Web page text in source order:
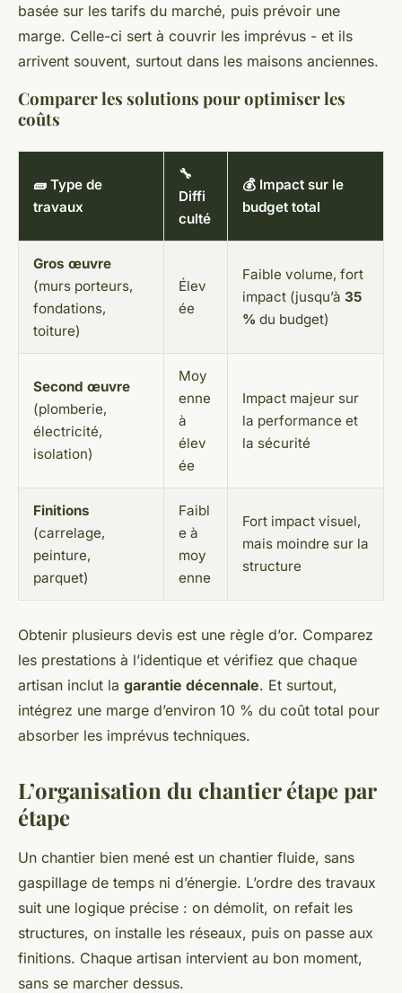
basée sur les tarifs du marché, puis prévoir une
marge. Celle-ci sert à couvrir les imprévus - et ils
arrivent souvent, surtout dans les maisons anciennes.
Comparer les solutions pour optimiser les
coûts
🧱 Type de
travaux
🔧
Diffi
culté
💰 Impact sur le
budget total
Gros œuvre
(murs porteurs,
fondations,
toiture)
Élev
ée
Faible volume, fort
impact (jusqu’à 35
% du budget)
Second œuvre
(plomberie,
électricité,
isolation)
Moy
enne
à
élev
ée
Impact majeur sur
la performance et
la sécurité
Finitions
(carrelage,
peinture,
parquet)
Faibl
e à
moy
enne
Fort impact visuel,
mais moindre sur la
structure
Obtenir plusieurs devis est une règle d’or. Comparez
les prestations à l’identique et vérifiez que chaque
artisan inclut la garantie décennale. Et surtout,
intégrez une marge d’environ 10 % du coût total pour
absorber les imprévus techniques.
L’organisation du chantier étape par
étape
Un chantier bien mené est un chantier fluide, sans
gaspillage de temps ni d’énergie. L’ordre des travaux
suit une logique précise : on démolit, on refait les
structures, on installe les réseaux, puis on passe aux
finitions. Chaque artisan intervient au bon moment,
sans se marcher dessus.